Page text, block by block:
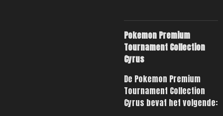
Pokemon Premium
Tournament Collection
Cyrus
De Pokemon Premium
Tournament Collection
Cyrus bevat het volgende: